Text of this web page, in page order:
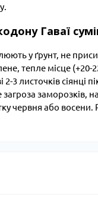
Гаваї
у ґрунт, не
тепле місце
3 листочків сіянці
заморозків, на
червня або